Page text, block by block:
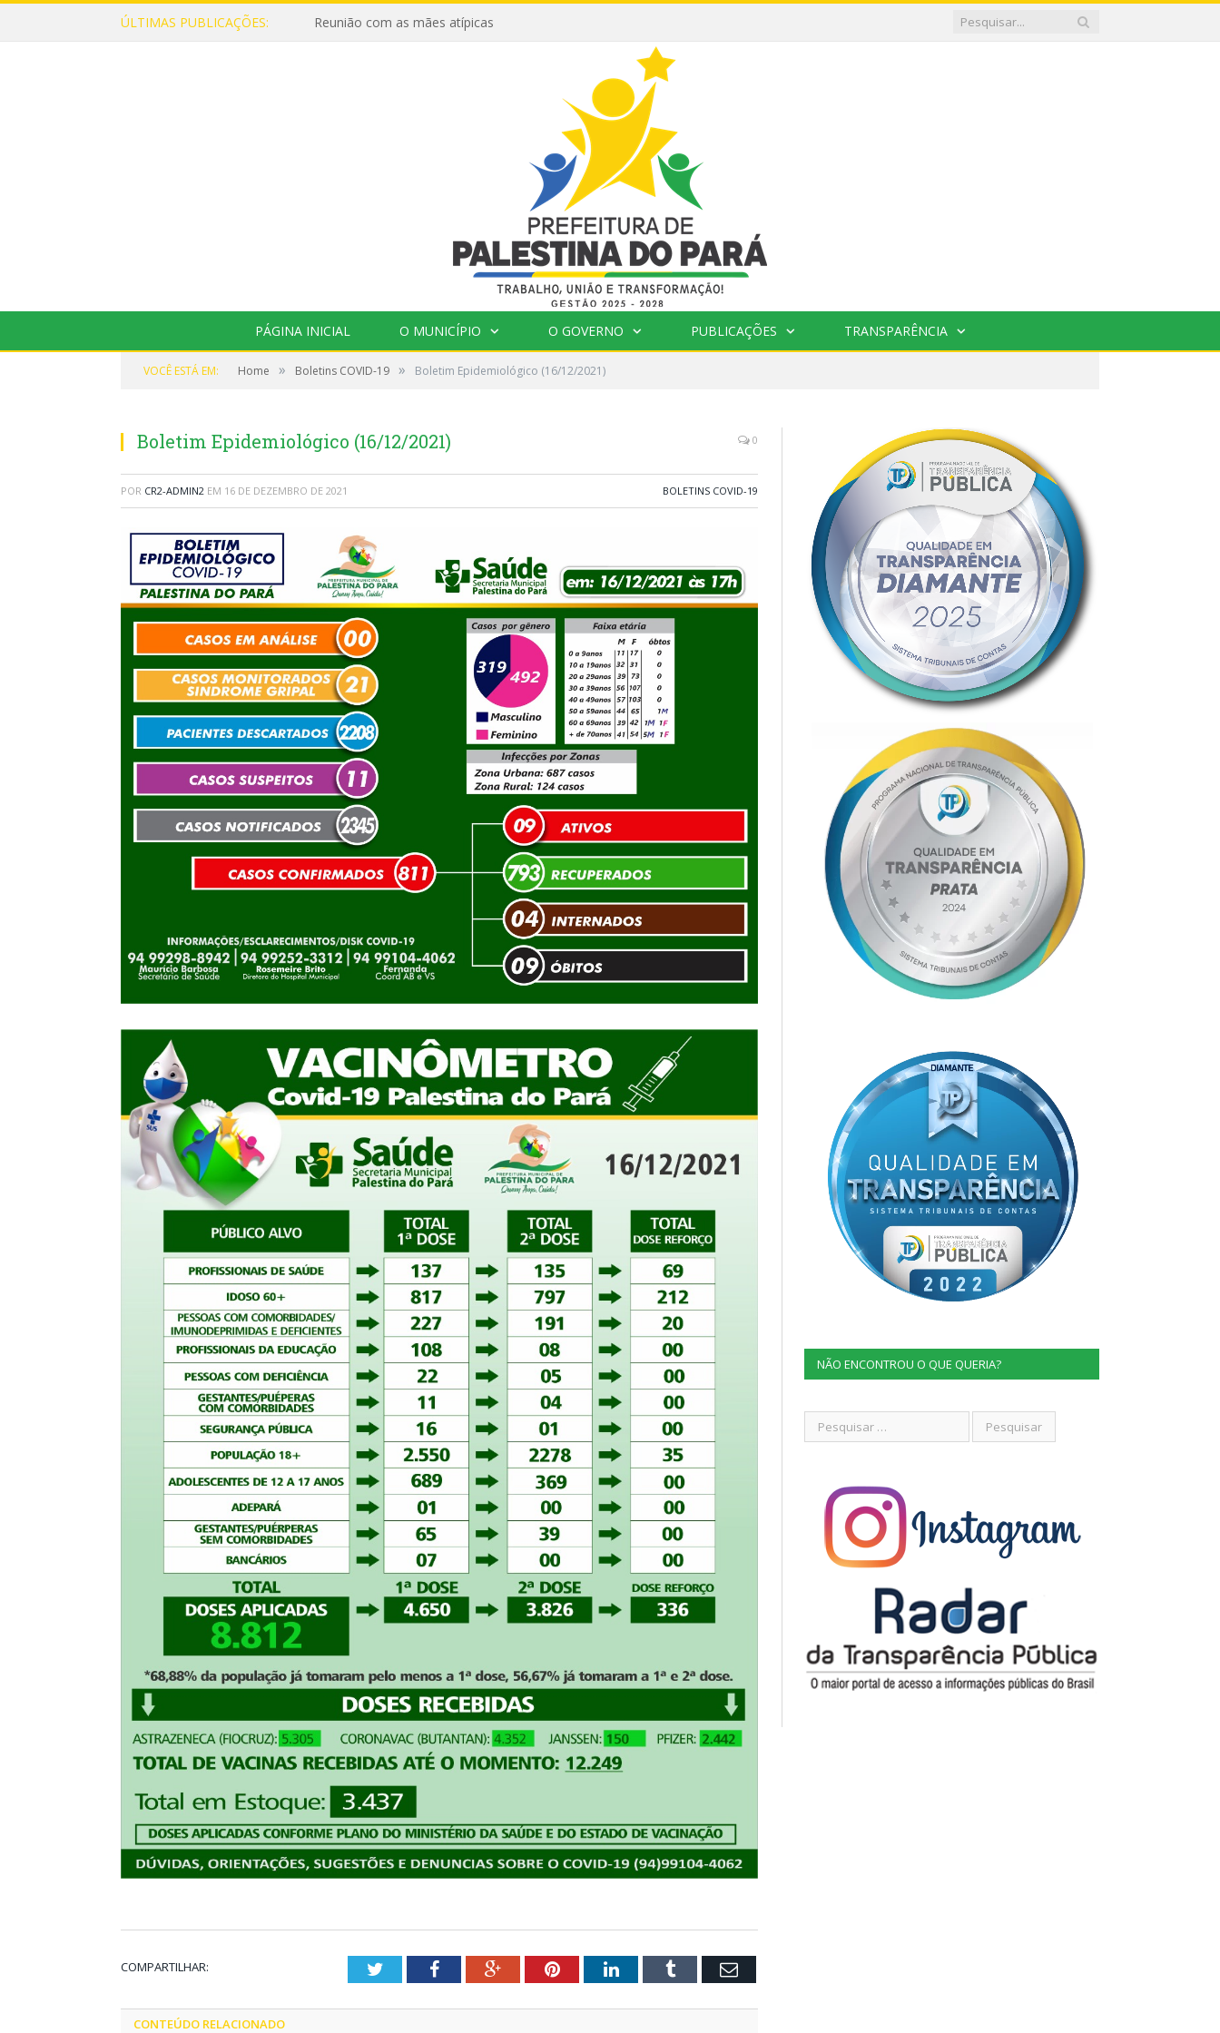
ÚLTIMAS PUBLICAÇÕES: Reunião com as mães atípicas
PÁGINA INICIAL O MUNICÍPIO O GOVERNO PUBLICAÇÕES TRANSPARÊNCIA
VOCÊ ESTÁ EM: Home » Boletins COVID-19 » Boletim Epidemiológico (16/12/2021)
Boletim Epidemiológico (16/12/2021) 0
POR CR2-ADMIN2 EM 16 DE DEZEMBRO DE 2021 BOLETINS COVID-19
COMPARTILHAR: TwitterFacebookGoogle+PinterestLinkedInTumblr Email
CONTEÚDO RELACIONADO
NÃO ENCONTROU O QUE QUERIA?